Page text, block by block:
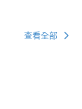
查看全部